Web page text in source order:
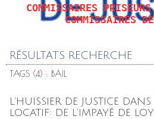
COMMISSAIRES
COMMISSAIRES
RÉSULTATS RECHERCHE
TAGS (4) : BAIL
L’HUISSIER DE JUSTICE
LOCATIF: DE L’IMPAYÉ DE